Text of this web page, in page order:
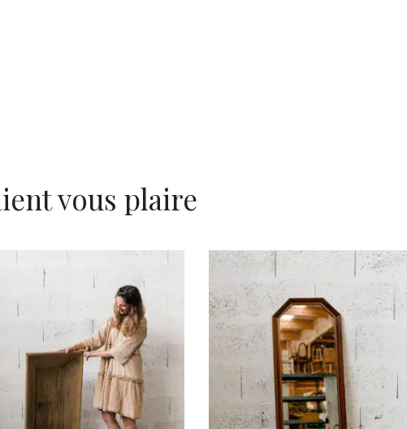
vous plaire
AJOUTER AU PANIER AJOUTER AU PANIER